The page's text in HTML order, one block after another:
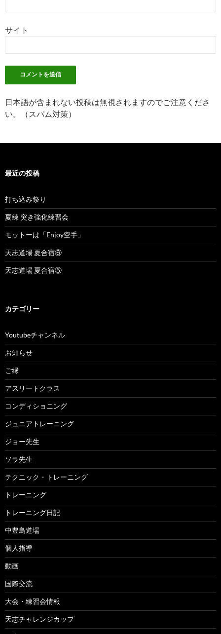
サイト
日本語が含まれない投稿は無視されますのでご注意くださ
い。（スパム対策）
最近の投稿
打ち込み祭り
夏練 突き強化練習会
モットーは「Enjoy空手」
天志道場 夏合宿⑥
天志道場 夏合宿⑤
カテゴリー
Youtubeチャンネル
お知らせ
ご縁
アスリートクラス
コンディショニング
ジュニアトレーニング
ジョー先生
ソラ先生
テクニック・トレーニング
トレーニング
トレーニング日記
中豊島道場
個人指導
動画
国際交流
大会・練習会情報
天志チャレンジカップ